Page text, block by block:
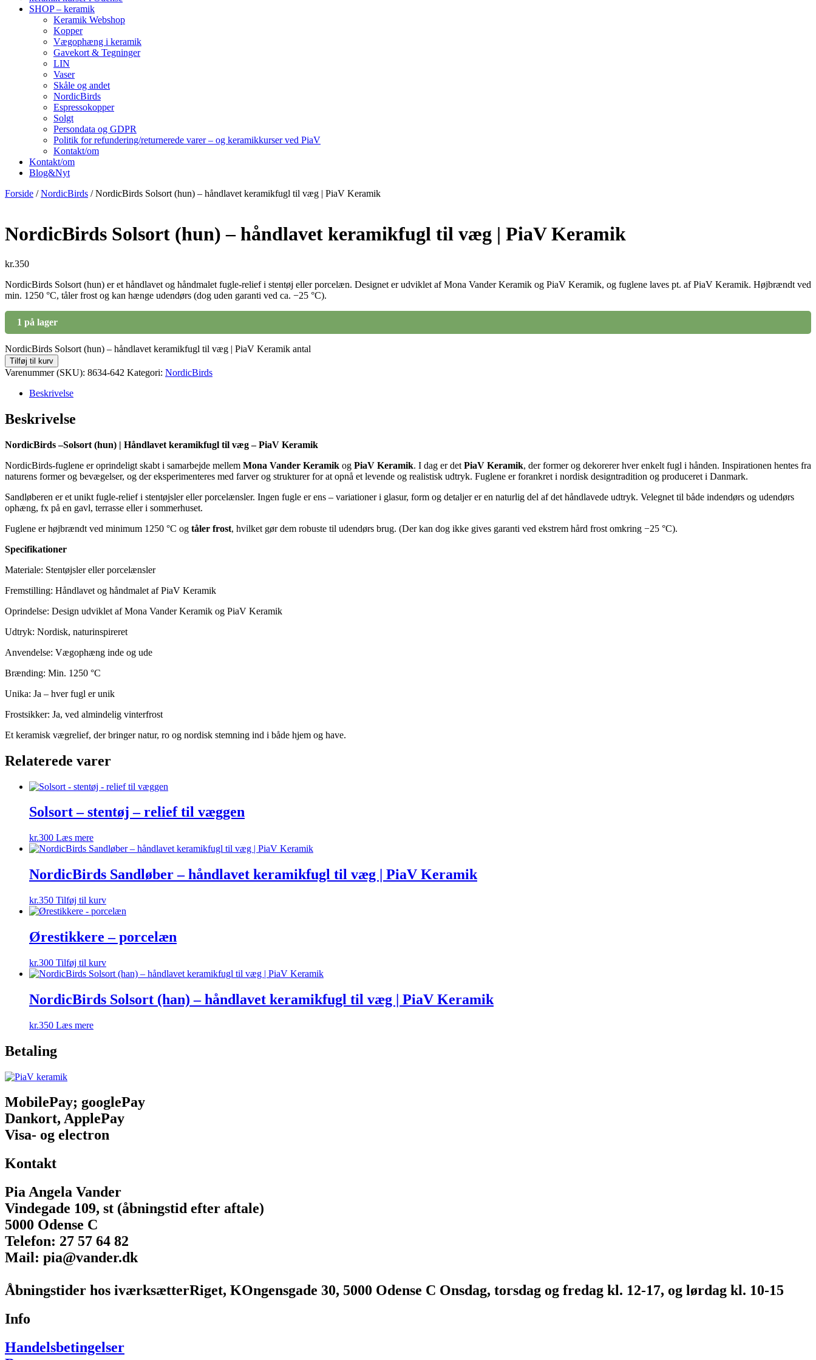
SHOP – keramik
Keramik Webshop
Kopper
Vægophæng i keramik
Gavekort & Tegninger
LIN
Vaser
Skåle og andet
NordicBirds
Espressokopper
Solgt
Persondata og GDPR
Politik for refundering/returnerede varer – og keramikkurser ved PiaV
Kontakt/om
Kontakt/om
Blog&Nyt
Forside /NordicBirds / NordicBirds Solsort (hun) – håndlavet keramikfugl til væg | PiaV Keramik
NordicBirds Solsort (hun) – håndlavet keramikfugl til væg | PiaV Keramik
kr.350
NordicBirds Solsort (hun) er et håndlavet og håndmalet fugle-relief i stentøj eller porcelæn. Designet er udviklet af Mona Vander Keramik og PiaV Keramik, og fuglene laves pt. af PiaV Keramik. Højbrændt ved
min. 1250 °C, tåler frost og kan hænge udendørs (dog uden garanti ved ca. −25 °C).
1 på lager
NordicBirds Solsort (hun) – håndlavet keramikfugl til væg | PiaV Keramik antal
Tilføj til kurv
Varenummer (SKU): 8634-642 Kategori: NordicBirds
Beskrivelse
Beskrivelse
NordicBirds –Solsort (hun) | Håndlavet keramikfugl til væg – PiaV Keramik
NordicBirds-fuglene er oprindeligt skabt i samarbejde mellem Mona Vander Keramik og PiaV Keramik. I dag er det PiaV Keramik, der former og dekorerer hver enkelt fugl i hånden. Inspirationen hentes fra
naturens former og bevægelser, og der eksperimenteres med farver og strukturer for at opnå et levende og realistisk udtryk. Fuglene er forankret i nordisk designtradition og produceret i Danmark.
Sandløberen er et unikt fugle-relief i stentøjsler eller porcelænsler. Ingen fugle er ens – variationer i glasur, form og detaljer er en naturlig del af det håndlavede udtryk. Velegnet til både indendørs og udendørs
ophæng, fx på en gavl, terrasse eller i sommerhuset.
Fuglene er højbrændt ved minimum 1250 °C og tåler frost, hvilket gør dem robuste til udendørs brug. (Der kan dog ikke gives garanti ved ekstrem hård frost omkring −25 °C).
Specifikationer
Materiale: Stentøjsler eller porcelænsler
Fremstilling: Håndlavet og håndmalet af PiaV Keramik
Oprindelse: Design udviklet af Mona Vander Keramik og PiaV Keramik
Udtryk: Nordisk, naturinspireret
Anvendelse: Vægophæng inde og ude
Brænding: Min. 1250 °C
Unika: Ja – hver fugl er unik
Frostsikker: Ja, ved almindelig vinterfrost
Et keramisk vægrelief, der bringer natur, ro og nordisk stemning ind i både hjem og have.
Relaterede varer
Solsort – stentøj – relief til væggen
kr.300 Læs mere
NordicBirds Sandløber – håndlavet keramikfugl til væg | PiaV Keramik
kr.350 Tilføj til kurv
Ørestikkere – porcelæn
kr.300 Tilføj til kurv
NordicBirds Solsort (han) – håndlavet keramikfugl til væg | PiaV Keramik
kr.350 Læs mere
Betaling
MobilePay; googlePay
Dankort, ApplePay
Visa- og electron
Kontakt
Pia Angela Vander
Vindegade 109, st (åbningstid efter aftale)
5000 Odense C
Telefon: 27 57 64 82
Mail: pia@vander.dk
Åbningstider hos iværksætterRiget, KOngensgade 30, 5000 Odense C Onsdag, torsdag og fredag kl. 12-17, og lørdag kl. 10-15
Info
Handelsbetingelser